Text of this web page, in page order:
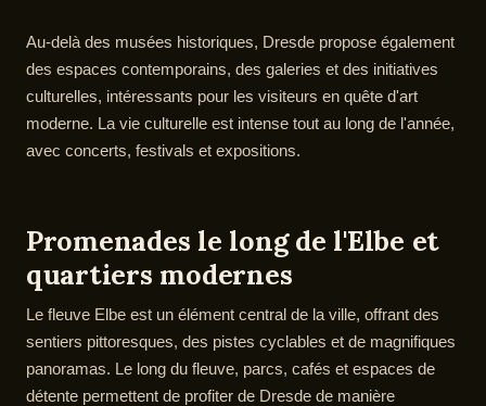
Au-delà des musées historiques, Dresde propose également
des espaces contemporains, des galeries et des initiatives
culturelles, intéressants pour les visiteurs en quête d'art
moderne. La vie culturelle est intense tout au long de l'année,
avec concerts, festivals et expositions.
Promenades le long de l'Elbe et
quartiers modernes
Le fleuve Elbe est un élément central de la ville, offrant des
sentiers pittoresques, des pistes cyclables et de magnifiques
panoramas. Le long du fleuve, parcs, cafés et espaces de
détente permettent de profiter de Dresde de manière